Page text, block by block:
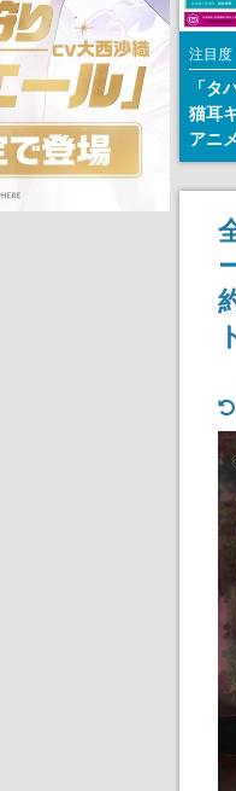
注目度
「タ
猫耳
アニ
から
の使
めて